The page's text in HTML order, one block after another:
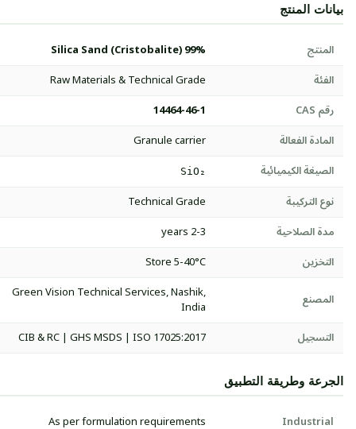
بيانات المنتج
المنتج
Silica Sand (Cristobalite) 99%
الفئة
Raw Materials & Technical Grade
رقم CAS
14464-46-1
المادة الفعالة
Granule carrier
الصيغة الكيميائية
SiO₂
نوع التركيبة
Technical Grade
مدة الصلاحية
2-3 years
التخزين
Store 5-40°C
المصنع
Green Vision Technical Services, Nashik,
India
التسجيل
CIB & RC | GHS MSDS | ISO 17025:2017
الجرعة وطريقة التطبيق
Industrial
As per formulation requirements